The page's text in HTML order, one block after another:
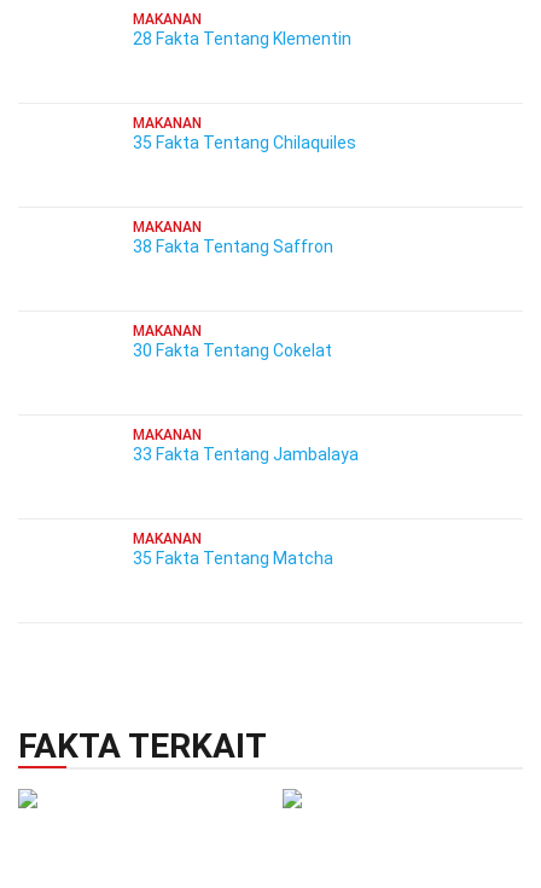
MAKANAN
28 Fakta Tentang Klementin
MAKANAN
35 Fakta Tentang Chilaquiles
MAKANAN
38 Fakta Tentang Saffron
MAKANAN
30 Fakta Tentang Cokelat
MAKANAN
33 Fakta Tentang Jambalaya
MAKANAN
35 Fakta Tentang Matcha
FAKTA TERKAIT